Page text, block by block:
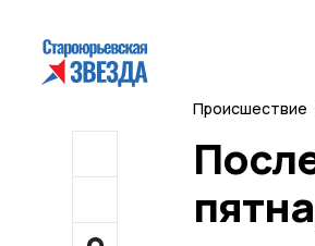
Происшествие